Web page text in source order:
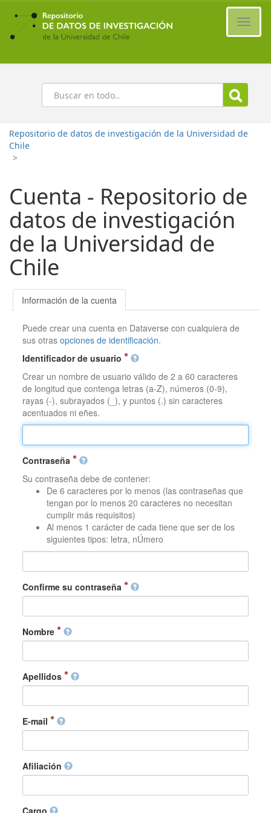
Ir
contenido
principal
Buscar
Repositorio de datos de investigación de la Universidad de
Chile
>
Cuenta - Repositorio de
datos de investigación
de la Universidad de
Chile
Información de la cuenta
Puede crear una cuenta en Dataverse con cualquiera de
sus otrasopciones de identificación.
Identificador de usuario
Crear un nombre de usuario válido de 2 a 60 caracteres
de longitud que contenga letras (a-Z), números (0-9),
rayas (-), subrayados (_), y puntos (.) sin caracteres
acentuados ni eñes.
Contraseña
Su contraseña debe de contener:
De 6 caracteres por lo menos (las contraseñas que
tengan por lo menos 20 caracteres no necesitan
cumplir más requisitos)
Al menos 1 carácter de cada tiene que ser de los
siguientes tipos: letra, nÚmero
Confirme su contraseña
Nombre
Apellidos
E-mail
Afiliación
Cargo